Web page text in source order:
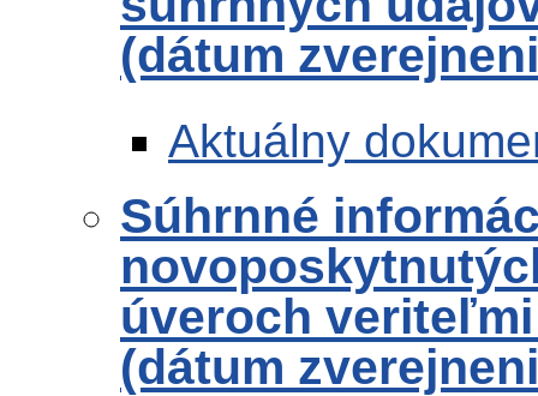
(dátum
Aktuálny
Súhrnné
úveroch
(dátum